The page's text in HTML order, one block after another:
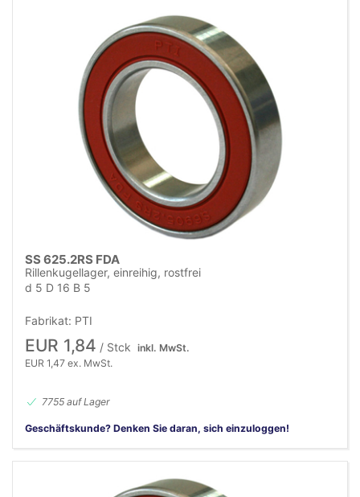
SS 625.2RS FDA
Rillenkugellager, einreihig, rostfrei
d 5 D 16 B 5
Fabrikat: PTI
EUR 1,84 / Stck inkl. MwSt.
EUR 1,47 ex. MwSt.
7755 auf Lager
Geschäftskunde? Denken Sie daran, sich einzuloggen!